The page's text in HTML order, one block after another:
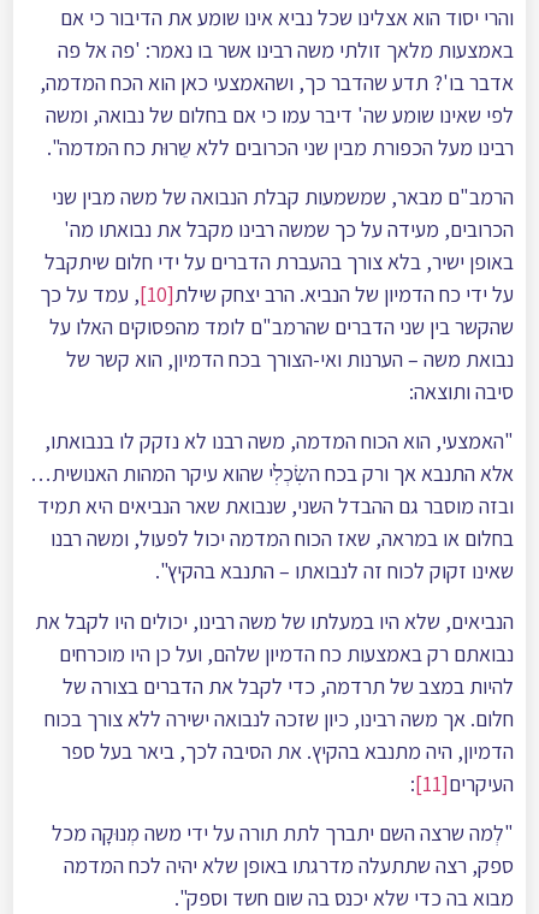
והרי יסוד הוא אצלינו שכל נביא אינו שומע את הדיבור כי אם
באמצעות מלאך זולתי משה רבינו אשר בו נאמר: 'פה אל פה
אדבר בו'? תדע שהדבר כך, ושהאמצעי כאן הוא הכח המדמה,
לפי שאינו שומע שה' דיבר עמו כי אם בחלום של נבואה, ומשה
רבינו מעל הכפורת מבין שני הכרובים ללא שֵרוּת כח המדמה".
הרמב"ם מבאר, שמשמעות קבלת הנבואה של משה מבין שני
הכרובים, מעידה על כך שמשה רבינו מקבל את נבואתו מה'
באופן ישיר, בלא צורך בהעברת הדברים על ידי חלום שיתקבל
על ידי כח הדמיון של הנביא. הרב יצחק שילת[10]
, עמד על כך
שהקשר בין שני הדברים שהרמב"ם לומד מהפסוקים האלו על
נבואת משה – הערנות ואי-הצורך בכח הדמיון, הוא קשר של
סיבה ותוצאה:
"האמצעי, הוא הכוח המדמה, משה רבנו לא נזקק לו בנבואתו,
אלא התנבא אך ורק בכח השׂׅכְלׅי שהוא עיקר המהות האנושית…
ובזה מוסבר גם ההבדל השני, שנבואת שאר הנביאים היא תמיד
בחלום או במראה, שאז הכוח המדמה יכול לפעול, ומשה רבנו
שאינו זקוק לכוח זה לנבואתו – התנבא בהקיץ".
הנביאים, שלא היו במעלתו של משה רבינו, יכולים היו לקבל את
נבואתם רק באמצעות כח הדמיון שלהם, ועל כן היו מוכרחים
להיות במצב של תרדמה, כדי לקבל את הדברים בצורה של
חלום. אך משה רבינו, כיון שזכה לנבואה ישירה ללא צורך בכוח
הדמיון, היה מתנבא בהקיץ. את הסיבה לכך, ביאר בעל ספר
העיקרים[11]
:
"לְמה שרצה השם יתברך לתת תורה על ידי משה מְנוּקָה מכל
ספק, רצה שתתעלה מדרגתו באופן שלא יהיה לכח המדמה
מבוא בה כדי שלא יכנס בה שום חשד וספק".